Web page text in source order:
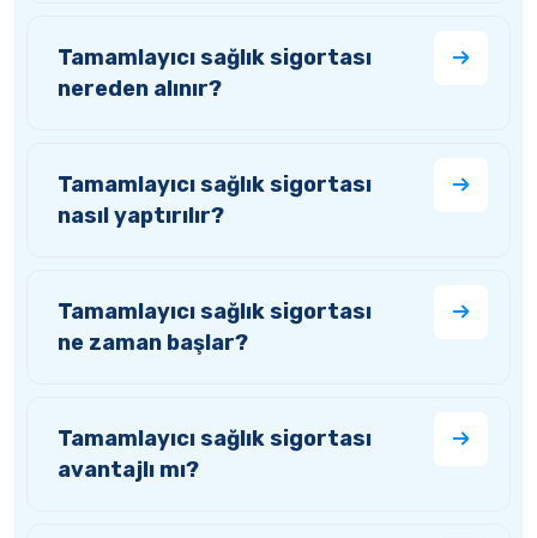
Tamamlayıcı sağlık sigortası
nereden alınır?
Tamamlayıcı sağlık sigortası
nasıl yaptırılır?
Tamamlayıcı sağlık sigortası
ne zaman başlar?
Tamamlayıcı sağlık sigortası
avantajlı mı?